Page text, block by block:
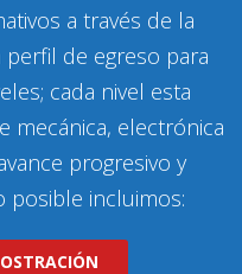
a través de la
de egreso para
cada nivel esta
mecánica, electrónica
progresivo y
posible incluimos: